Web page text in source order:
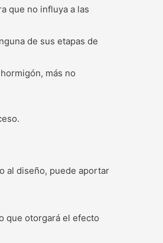
que no influya a las
de sus etapas de
más no
al diseño, puede aportar
que otorgará el efecto